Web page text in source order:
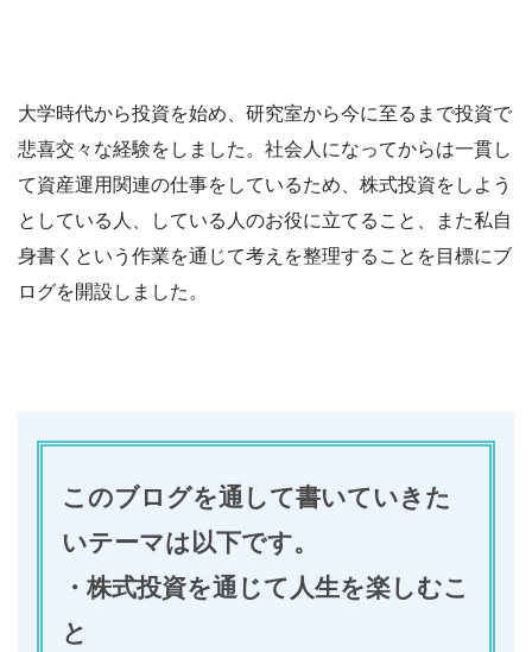
大学時代から投資を始め、研究室から今に至るまで投資で
悲喜交々な経験をしました。社会人になってからは一貫し
て資産運用関連の仕事をしているため、株式投資をしよう
としている人、している人のお役に立てること、また私自
身書くという作業を通じて考えを整理することを目標にブ
ログを開設しました。
このブログを通して書いていきた
いテーマは以下です。
・株式投資を通じて人生を楽しむこ
と